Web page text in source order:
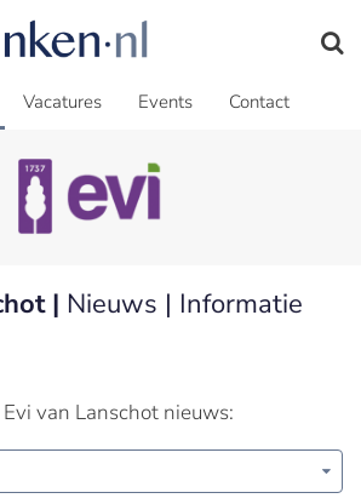
Vacatures Events Contact
| Nieuws | Informatie
van Lanschot nieuws: